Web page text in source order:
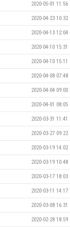
2020-05-01 11:56
2020-04-23 10:32
2020-04-13 12:04
2020-04-10 15:31
2020-04-10 15:11
2020-04-08 07:48
2020-04-04 09:00
2020-04-01 08:05
2020-03-31 11:41
2020-03-27 09:22
2020-03-19 14:02
2020-03-19 10:48
2020-03-17 18:03
2020-03-11 14:17
2020-03-08 16:31
2020-02-28 18:59